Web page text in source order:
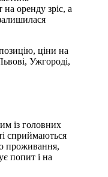
оренду зріс, а
ціни на
Ужгороді,
із головних
сприймаються
проживання,
попит і на